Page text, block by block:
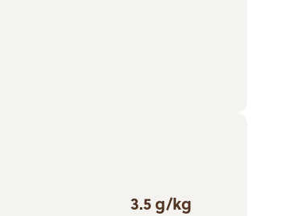
3.5 g/kg